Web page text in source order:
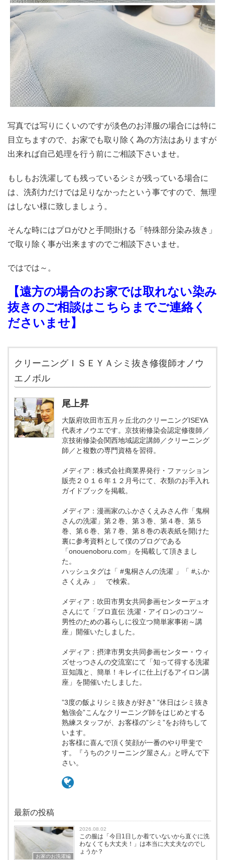
写真では写りにくいのですが淡色のお洋服の場合には特に
目立ちますので、お家でも取り除く為の方法はありますが
出来れば自己処理を行う前にご相談下さいませ。
もしもお洗濯しても残っているシミが残っている場合に
は、洗剤力だけでは足りなかったという事ですので、無理
はしない様に致しましょう。
そんな時にはプロがひと手間掛ける「特殊部分染み抜き」
で取り除く事が出来ますのでご相談下さいませ。
ではでは～。
【遠方の場合のお家では取れない染み
抜きのご相談はこちらまでご連絡く
ださいませ】
クリーニングＩＳＥＹＡシミ抜き修復師オノウ
エノボル
尾上昇
大阪府吹田市五月ヶ丘北のクリーニングISEYA
代表オノウエです。京技術修染会認定修復師／
京技術修染会関西地域認定講師／クリーニング
師／と複数の専門資格を習得。
メディア：株式会社商業界発行・ファッション
販売２０１６年１２月号にて、衣類のお手入れ
ガイドブックを掲載。
メディア：漫画家のふかさくえみさん作「鬼桐
さんの洗濯」第２巻、第３巻、第４巻、第５
巻、第６巻、第７巻、第８巻の表表紙を開けた
裏に参考資料として僕のブログである
「onouenoboru.com」を掲載して頂きまし
た。
ハッシュタグは「 #鬼桐さんの洗濯 」「 #ふか
さくえみ 」 で検索。
メディア：吹田市男女共同参画センターデュオ
さんにて「プロ直伝 洗濯・アイロンのコツ～
男性のための暮らしに役立つ簡単家事術～講
座」開催いたしました。
メディア：摂津市男女共同参画センター・ウィ
ズせっつさんの交流室にて「知って得する洗濯
豆知識と、簡単！キレイに仕上げるアイロン講
座」を開催いたしました。
”3度の飯よりシミ抜きが好き” ”休日はシミ抜き
勉強会”こんなクリーニング師をはじめとする
熟練スタッフが、お客様の”シミ”をお待ちして
います。
お客様に喜んで頂く笑顔が一番のやり甲斐で
す。『うちのクリーニング屋さん』と呼んで下
さい。
最新の投稿
お家のお洗濯編
2026.08.02
この服は「今日1日しか着ていないから直ぐに洗
わなくても大丈夫！」は本当に大丈夫なのでし
ょうか？